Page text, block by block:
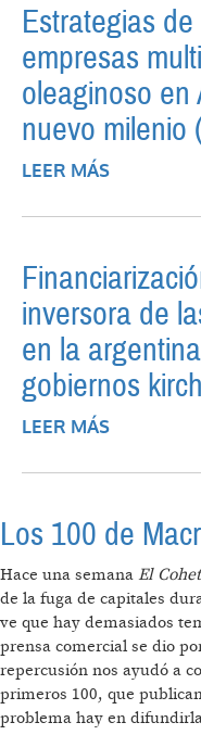
Estrategias
empresas
oleaginoso
nuevo milenio
LEER MÁS
SECTOR
inversora de
en la
gobiernos
LEER MÁS
EN LA
Los 100 de
Hace una semana El
de la fuga de capitales
ve que hay demasiados
prensa comercial se dio
repercusión nos ayudó a
primeros 100, que
problema hay en